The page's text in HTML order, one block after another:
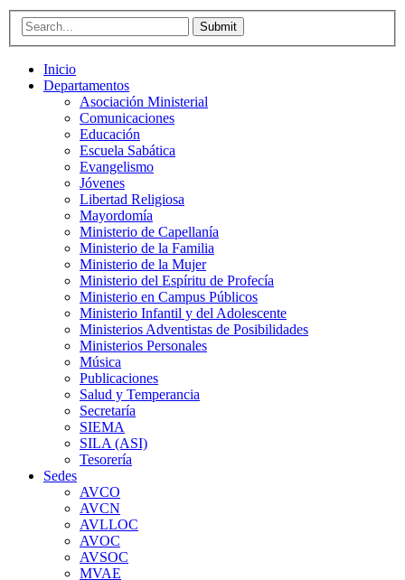
Submit
Inicio
Departamentos
Asociación Ministerial
Comunicaciones
Educación
Escuela Sabática
Evangelismo
Jóvenes
Libertad Religiosa
Mayordomía
Ministerio de Capellanía
Ministerio de la Familia
Ministerio de la Mujer
Ministerio del Espíritu de Profecía
Ministerio en Campus Públicos
Ministerio Infantil y del Adolescente
Ministerios Adventistas de Posibilidades
Ministerios Personales
Música
Publicaciones
Salud y Temperancia
Secretaría
SIEMA
SILA (ASI)
Tesorería
Sedes
AVCO
AVCN
AVLLOC
AVOC
AVSOC
MVAE